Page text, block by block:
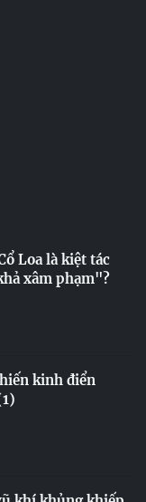
Loa là kiệt tác
xâm phạm"?
kinh điển